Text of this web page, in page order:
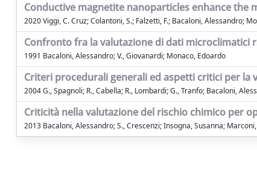
Conductive magnetite nanoparticles enhance
2020 Viggi, C. Cruz; Colantoni, S.; Falzetti, F.; Bacaloni, Alessandro;
Confronto fra la valutazione di dati
1991 Bacaloni, Alessandro; V., Giovanardi; Monaco, Edoardo
Criteri procedurali generali ed aspetti critici per
2004 G., Spagnoli; R., Cabella; R., Lombardi; G., Tranfo; Bacaloni,
Criticità nella valutazione del rischio chimico per
2013 Bacaloni, Alessandro; S., Crescenzi; Insogna, Susanna;